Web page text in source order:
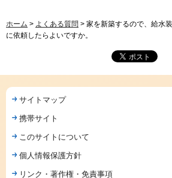
ホーム > よくある質問 > 家を新築するので、給水
に依頼したらよいですか。
サイトマップ
携帯サイト
このサイトについて
個人情報保護方針
リンク・著作権・免責事項